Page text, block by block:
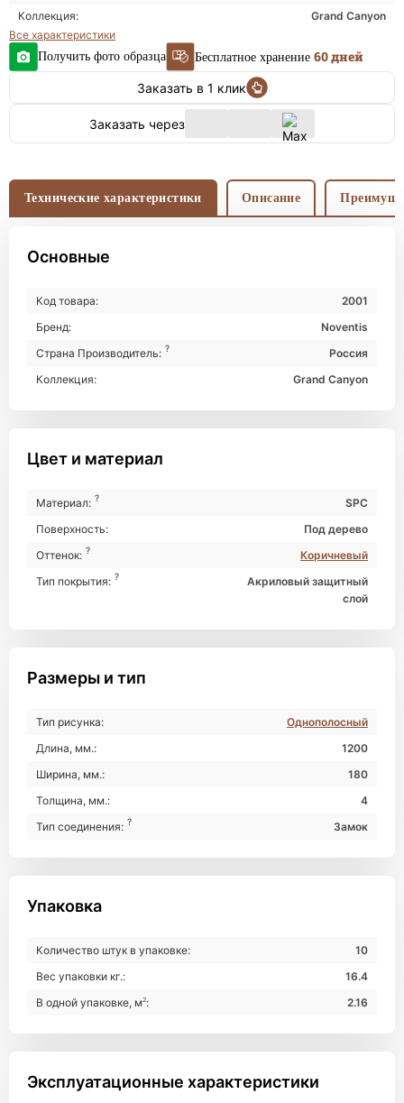
Коллекция:
Grand Canyon
Все характеристики
Получить фото образца
Бесплатное хранение 60 дней
Заказать в 1 клик
Заказать через
Технические характеристики Описание
Основные
Код товара:
2001
Бренд:
Noventis
Страна Производитель: ?
Россия
Коллекция:
Grand Canyon
Цвет и материал
Материал: ?
SPC
Поверхность:
Под дерево
Оттенок: ?
Коричневый
Тип покрытия: ?
Акриловый защитный
слой
Размеры и тип
Тип рисунка:
Однополосный
Длина, мм.:
1200
Ширина, мм.:
180
Толщина, мм.:
4
Тип соединения: ? Замок
Упаковка
Количество штук в упаковке:
10
Вес упаковки кг.:
16.4
В одной упаковке, м2: 2.16
Эксплуатационные характеристики